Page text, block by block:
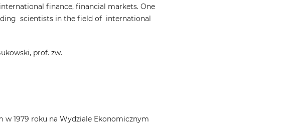
finance, financial markets. One
scientists in the field of international
prof. zw.
w 1979 roku na Wydziale Ekonomicznym